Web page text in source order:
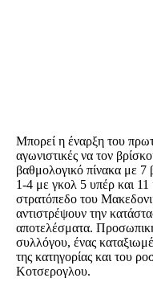
Μπορεί η έναρξη του
αγωνιστικές να τον
βαθμολογικό πίνακα με
1-4 με γκολ 5 υπέρ και
στρατόπεδο του
αντιστρέψουν την
αποτελέσματα.
συλλόγου, ένας
της κατηγορίας και του
Κοτσερογλου.